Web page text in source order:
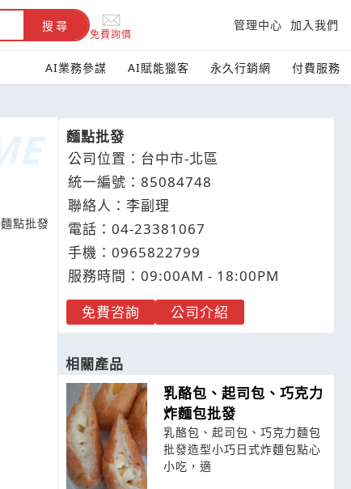
搜尋
免費詢價
管理中心 加入我們
AI業務參謀 AI賦能獵客 永久行銷網 付費服務
麵點批發
麵點批發
公司位置：台中市-北區
統一編號：85084748
聯絡人：李副理
電話： 04-23381067
手機： 0965822799
服務時間：09:00AM - 18:00PM
免費咨詢
公司介紹
相關產品
乳酪包、起司包、巧克力
炸麵包批發
乳酪包、起司包、巧克力麵包
批發造型小巧日式炸麵包點心
小吃，適